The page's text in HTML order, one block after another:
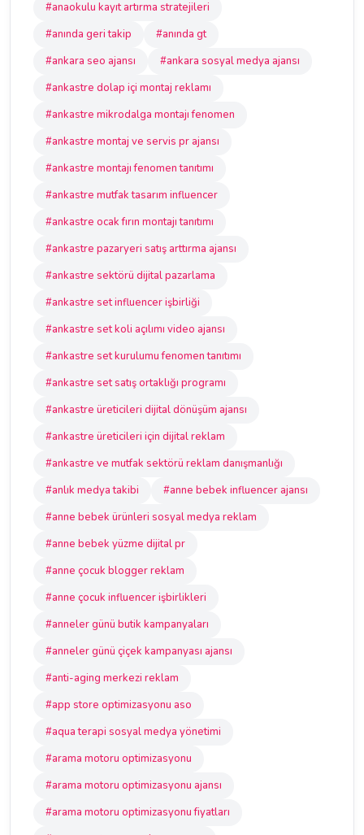
#anaokulu kayıt artırma stratejileri
#anında geri takip
#anında gt
#ankara seo ajansı
#ankara sosyal medya ajansı
#ankastre dolap içi montaj reklamı
#ankastre mikrodalga montajı fenomen
#ankastre montaj ve servis pr ajansı
#ankastre montajı fenomen tanıtımı
#ankastre mutfak tasarım influencer
#ankastre ocak fırın montajı tanıtımı
#ankastre pazaryeri satış arttırma ajansı
#ankastre sektörü dijital pazarlama
#ankastre set influencer işbirliği
#ankastre set koli açılımı video ajansı
#ankastre set kurulumu fenomen tanıtımı
#ankastre set satış ortaklığı programı
#ankastre üreticileri dijital dönüşüm ajansı
#ankastre üreticileri için dijital reklam
#ankastre ve mutfak sektörü reklam danışmanlığı
#anlık medya takibi
#anne bebek influencer ajansı
#anne bebek ürünleri sosyal medya reklam
#anne bebek yüzme dijital pr
#anne çocuk blogger reklam
#anne çocuk influencer işbirlikleri
#anneler günü butik kampanyaları
#anneler günü çiçek kampanyası ajansı
#anti-aging merkezi reklam
#app store optimizasyonu aso
#aqua terapi sosyal medya yönetimi
#arama motoru optimizasyonu
#arama motoru optimizasyonu ajansı
#arama motoru optimizasyonu fiyatları